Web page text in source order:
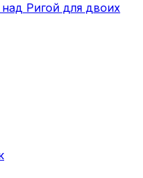
Ригой для двоих